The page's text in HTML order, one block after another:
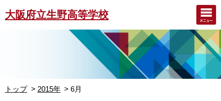
大阪府立生野高等学校
トップ 2015年 6月